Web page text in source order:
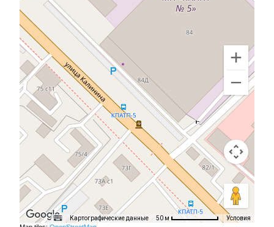
Картографические данные 50 м Условия